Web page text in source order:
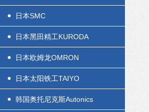
日本SMC
日本黑田精工KURODA
日本欧姆龙OMRON
日本太阳铁工TAIYO
韩国奥托尼克斯Autonics